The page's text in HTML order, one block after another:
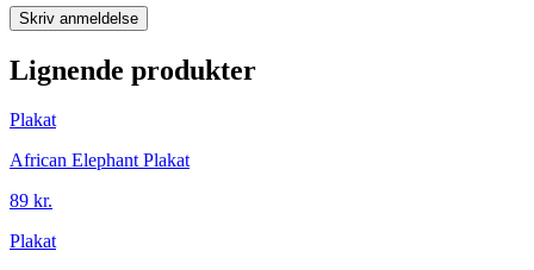
Skriv anmeldelse
Lignende produkter
Plakat
African Elephant Plakat
89 kr.
Plakat